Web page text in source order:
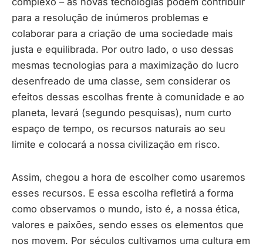
para a resolução de inúmeros problemas e
colaborar para a criação de uma sociedade mais
justa e equilibrada. Por outro lado, o uso dessas
mesmas tecnologias para a maximização do lucro
desenfreado de uma classe, sem considerar os
efeitos dessas escolhas frente à comunidade e ao
planeta, levará (segundo pesquisas), num curto
espaço de tempo, os recursos naturais ao seu
limite e colocará a nossa civilização em risco.
Assim, chegou a hora de escolher como usaremos
esses recursos. E essa escolha refletirá a forma
como observamos o mundo, isto é, a nossa ética,
valores e paixões, sendo esses os elementos que
nos movem. Por séculos cultivamos uma cultura em